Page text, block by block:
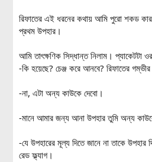
রিফাতের এই ধরনের কথায় আমি পুরো শকড
প্রথম উপহার।
আমি তাৎক্ষণিক সিদ্ধান্ত নিলাম। প্যাকেটটা
-কি হয়েছে? চেঞ্জ করে আনবে? রিফাতের
-না, এটা অন্য কাউকে দেবো।
-মানে আমার জন্য আনা উপহার তুমি অন্য
-যে উপহারের মূল্য দিতে জানে না তাকে
রেড ফ্ল্যাগ।